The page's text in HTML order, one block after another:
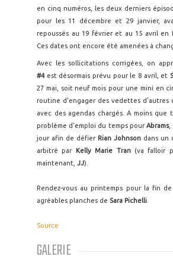
en cinq numéros, les deux derniers
pour les 11 décembre et 29 janvier,
repoussés au 19 février et au 15 avril en
Ces dates ont encore été amenées à
Avec les sollicitations corrigées, on
#4est désormais prévu pour le 8 avril, et
27 mai, soit neuf mois pour une mini en
routine d'engager des vedettes d'autres
avec des agendas chargés. A moins
problème d'emploi du temps pourAbrams,
jour afin de défier Rian Johnson dans un
arbitré par Kelly Marie Tran (va falloir
maintenant, JJ).
Rendez-vous au printemps pour la fin
agréables planches de Sara Pichelli
Source
GALERIE